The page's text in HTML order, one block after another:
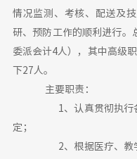
情况监测、考核、配送及
研、预防工作的顺利进行。
委派会计4人），其中高级
下27人。
主要职责：
1、认真贯彻执行各
定；
2、根据医疗、教学